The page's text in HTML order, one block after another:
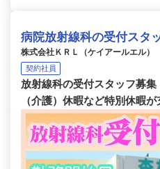
病院放射線科の受付スタ
株式会社ＫＲＬ（ケイアールエル）
契約社員
放射線科の受付スタッフ募集
（介護）休暇など特別休暇が